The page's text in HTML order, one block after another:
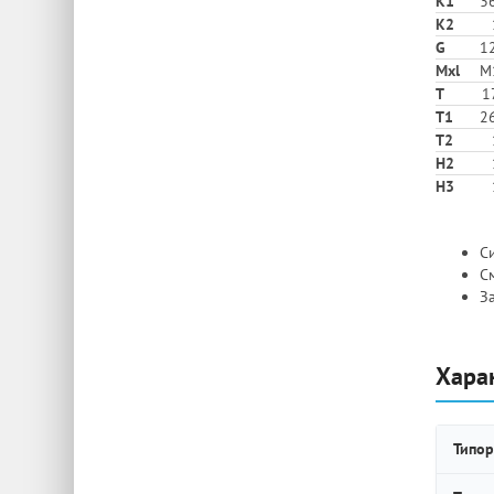
K2
G
Mxl
T
T1
T2
H2
Н3